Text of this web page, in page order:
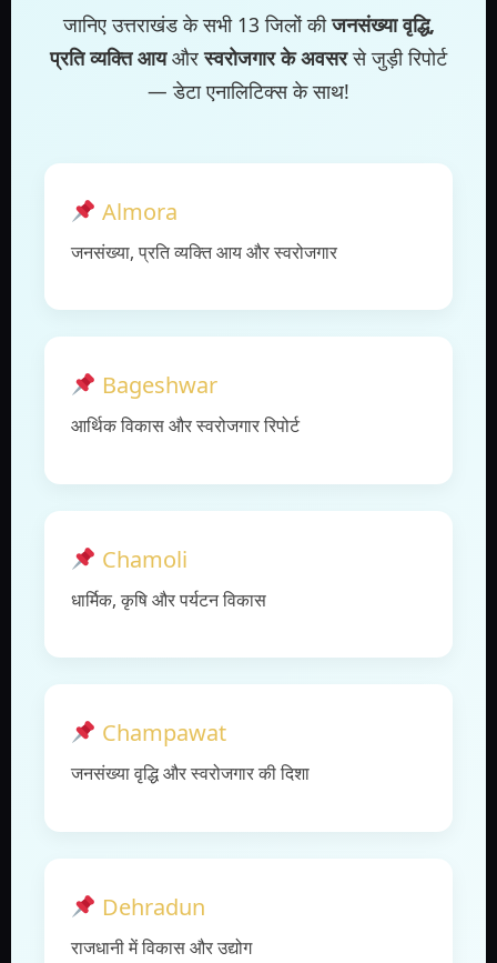
जानिए उत्तराखंड के सभी 13 जिलों कीजनसंख्या वृद्धि,
प्रति व्यक्ति आयऔरस्वरोजगार के अवसरसे जुड़ी रिपोर्ट
— डेटा एनालिटिक्स के साथ!
Almora
जनसंख्या, प्रति व्यक्ति आय और स्वरोजगार
Bageshwar
आर्थिक विकास और स्वरोजगार रिपोर्ट
Chamoli
धार्मिक, कृषि और पर्यटन विकास
Champawat
जनसंख्या वृद्धि और स्वरोजगार की दिशा
Dehradun
राजधानी में विकास और उद्योग